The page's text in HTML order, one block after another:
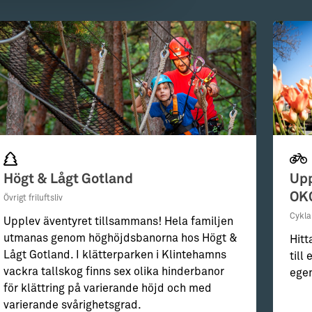
Högt & Lågt Gotland
Övrigt friluftsliv
Upplev äventyret tillsammans! Hela familjen
utmanas genom höghöjdsbanorna hos Högt &
Lågt Gotland. I klätterparken i Klintehamns
vackra tallskog finns sex olika hinderbanor
för klättring på varierande höjd och med
varierande svårighetsgrad.
Cykla
till